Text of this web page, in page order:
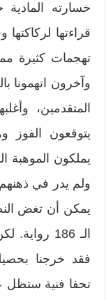
خسارته
قراءتها لركاكتها
تهجمات كثيرة
وآخرون اتهمونا
المتقدمين،
يتوقعون الفوز
يملكون الموهبة
ولم يدر في ذهنهم
يمكن أن تغض
الـ 186
فقد خرجنا
تحفا فنية ستظل